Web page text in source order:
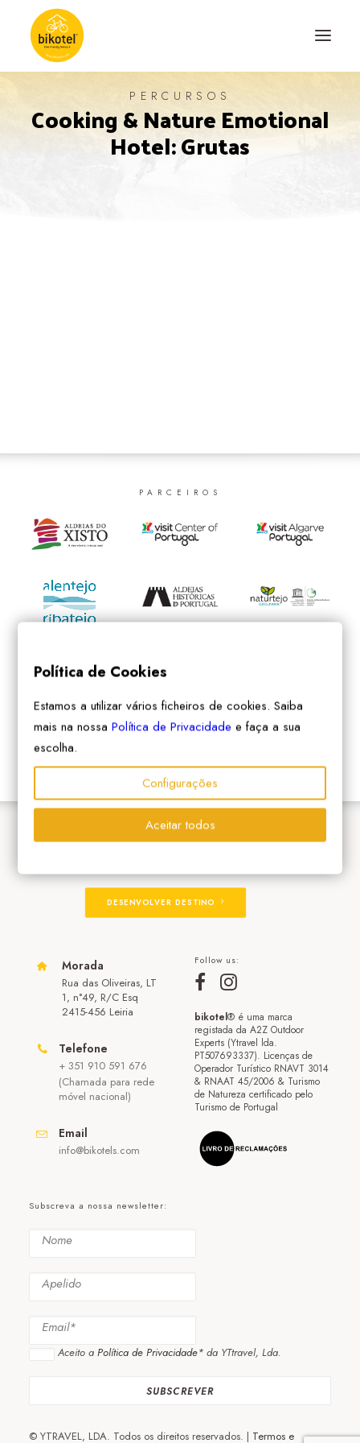
SOBRE NÓS
PERCURSOS
Cooking & Nature Emotional
Hotel: Grutas
PARCEIROS
DESENVOLVER DESTINO
Morada
Rua das Oliveiras, LT
1, n°49, R/C Esq
2415-456 Leiria
Telefone
+ 351 910 591 676
(Chamada para rede
móvel nacional)
Email
info@bikotels.com
Follow us:
bikotel® é uma marca
registada da A2Z Outdoor
Experts (Ytravel lda.
PT507693337). Licenças de
Operador Turístico RNAVT 3014
& RNAAT 45/2006 & Turismo
de Natureza certificado pelo
Turismo de Portugal
Subscreva a nossa newsletter:
Aceito a Política de Privacidade* da YTtravel, Lda.
© YTRAVEL, LDA. Todos os direitos reservados. | Termos e
Política de Cookies
Estamos a utilizar vários ficheiros de cookies. Saiba
mais na nossaPolítica de Privacidade e faça a sua
escolha.
Configurações
Aceitar todos